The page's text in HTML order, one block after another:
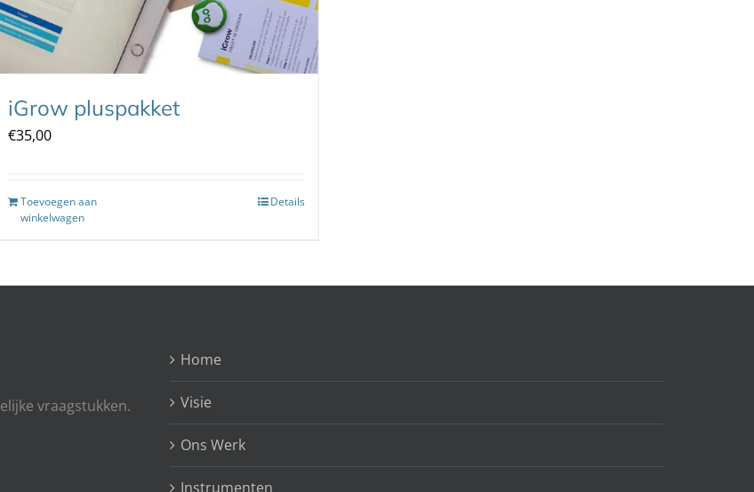
iGrow pluspakket
€35,00
Toevoegen aan
winkelwagen
Details
vraagstukken.
Home
Visie
Ons Werk
Instrumenten